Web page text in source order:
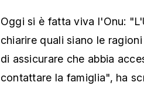
Oggi si è fatta viva l'Onu:
chiarire quali siano le
di assicurare che abbia
contattare la famiglia", ha